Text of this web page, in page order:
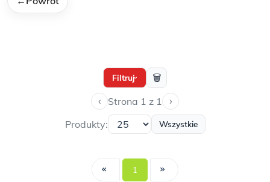
Filtruj› 🗑
‹ Strona 1 z 1 ›
Produkty: Wszystkie
1